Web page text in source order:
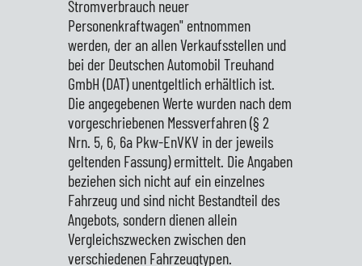
Stromverbrauch neuer
Personenkraftwagen" entnommen
werden, der an allen Verkaufsstellen und
bei der Deutschen Automobil Treuhand
GmbH (DAT) unentgeltlich erhältlich ist.
Die angegebenen Werte wurden nach dem
vorgeschriebenen Messverfahren (§ 2
Nrn. 5, 6, 6a Pkw-EnVKV in der jeweils
geltenden Fassung) ermittelt. Die Angaben
beziehen sich nicht auf ein einzelnes
Fahrzeug und sind nicht Bestandteil des
Angebots, sondern dienen allein
Vergleichszwecken zwischen den
verschiedenen Fahrzeugtypen.